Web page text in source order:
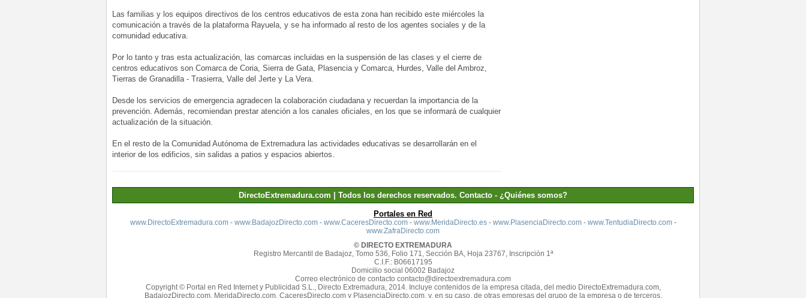
Las familias y los equipos directivos de los centros educativos de esta zona han recibido este miércoles la
comunicación a través de la plataforma Rayuela, y se ha informado al resto de los agentes sociales y de la
comunidad educativa.
Por lo tanto y tras esta actualización, las comarcas incluidas en la suspensión de las clases y el cierre de
centros educativos son Comarca de Coria, Sierra de Gata, Plasencia y Comarca, Hurdes, Valle del Ambroz,
Tierras de Granadilla - Trasierra, Valle del Jerte y La Vera.
Desde los servicios de emergencia agradecen la colaboración ciudadana y recuerdan la importancia de la
prevención. Además, recomiendan prestar atención a los canales oficiales, en los que se informará de cualquier
actualización de la situación.
En el resto de la Comunidad Autónoma de Extremadura las actividades educativas se desarrollarán en el
interior de los edificios, sin salidas a patios y espacios abiertos.
DirectoExtremadura.com | Todos los derechos reservados. Contacto - ¿Quiénes somos?
Portales en Red
www.DirectoExtremadura.com- www.BadajozDirecto.com- www.CaceresDirecto.com- www.MeridaDirecto.es- www.PlasenciaDirecto.com- www.TentudiaDirecto.com-
www.ZafraDirecto.com
© DIRECTO EXTREMADURA
Registro Mercantil de Badajoz, Tomo 536, Folio 171, Sección BA, Hoja 23767, Inscripción 1ª
C.I.F.: B06617195
Domicilio social 06002 Badajoz
Correo electrónico de contacto contacto@directoextremadura.com
Copyright © Portal en Red Internet y Publicidad S.L., Directo Extremadura, 2014. Incluye contenidos de la empresa citada, del medio DirectoExtremadura.com,
BadajozDirecto.com, MeridaDirecto.com, CaceresDirecto.com y PlasenciaDirecto.com, y, en su caso, de otras empresas del grupo de la empresa o de terceros.